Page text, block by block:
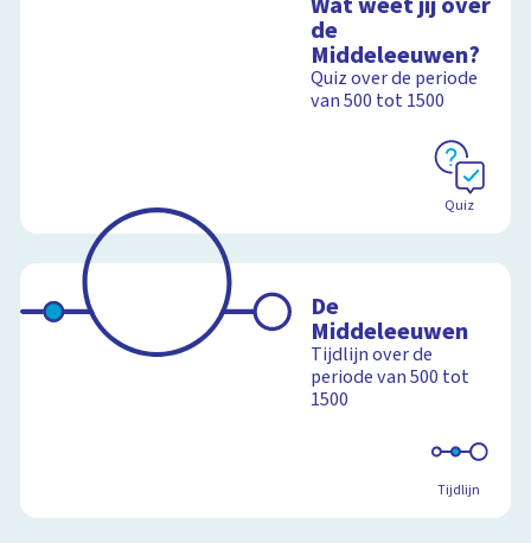
de
Middeleeuwen?
Quiz over de periode
van 500 tot 1500
Quiz
De
Middeleeuwen
Tijdlijn over de
periode van 500 tot
1500
Tijdlijn